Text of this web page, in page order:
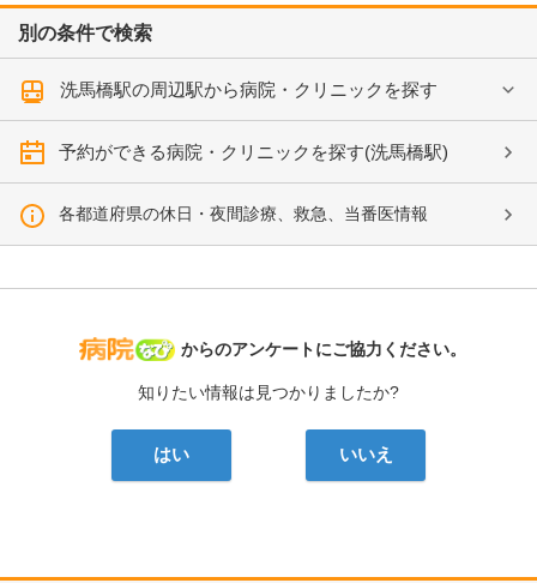
別の条件で検索
洗馬橋駅の周辺駅から病院・クリニックを探す
予約ができる病院・クリニックを探す(洗馬橋駅)
各都道府県の休日・夜間診療、救急、当番医情報
病院なび
からのアンケートにご協力ください。
知りたい情報は見つかりましたか?
はい いいえ